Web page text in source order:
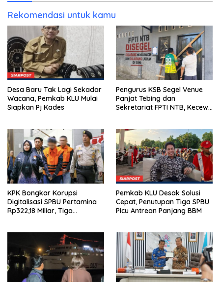
Rekomendasi untuk kamu
Desa Baru Tak Lagi Sekadar
Wacana, Pemkab KLU Mulai
Siapkan Pj Kades
Pengurus KSB Segel Venue
Panjat Tebing dan
Sekretariat FPTI NTB, Kecewa
KPK Bongkar Korupsi
Digitalisasi SPBU Pertamina
Rp322,18 Miliar, Tiga
Pemkab KLU Desak Solusi
Cepat, Penutupan Tiga SPBU
Picu Antrean Panjang BBM